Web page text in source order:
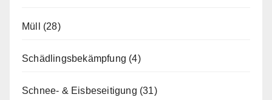
Müll (28)
Schädlingsbekämpfung (4)
Schnee- & Eisbeseitigung (31)